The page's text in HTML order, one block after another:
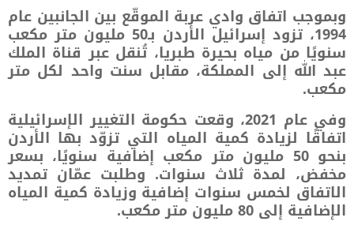
وبموجب اتفاق وادي عربة الموقّع بين الجانبين عام
1994، تزود إسرائيل الأردن بـ50 مليون متر مكعب
سنويًا من مياه بحيرة طبريا، تُنقل عبر قناة الملك
عبد الله إلى المملكة، مقابل سنت واحد لكل متر
مكعب.
وفي عام 2021، وقعت حكومة التغيير الإسرائيلية
اتفاقًا لزيادة كمية المياه التي تزوّد بها الأردن
بنحو 50 مليون متر مكعب إضافية سنويًا، بسعر
مخفض، لمدة ثلاث سنوات. وطلبت عمّان تمديد
الاتفاق لخمس سنوات إضافية وزيادة كمية المياه
الإضافية إلى 80 مليون متر مكعب.